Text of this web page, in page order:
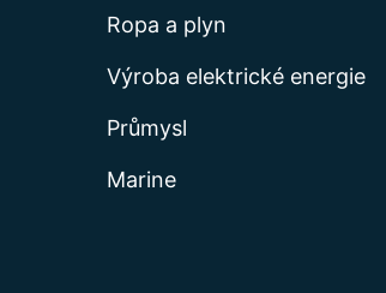
Ropa a plyn
Výroba elektrické energie
Průmysl
Marine